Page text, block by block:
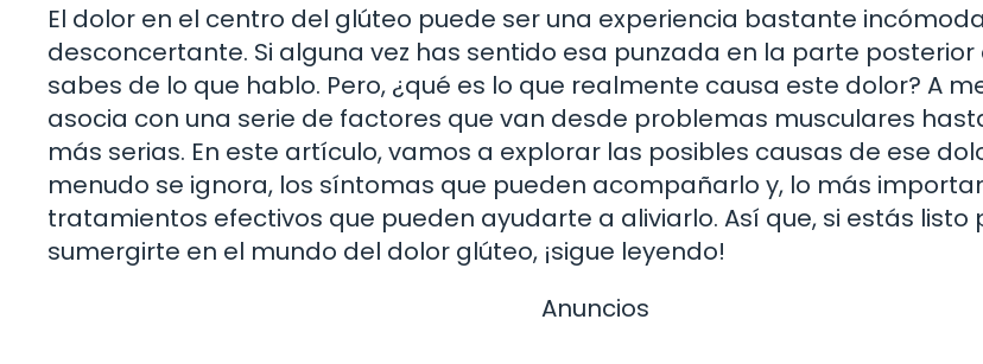
El dolor en el centro del glúteo puede ser una experiencia bastante
desconcertante. Si alguna vez has sentido esa punzada en la parte
sabes de lo que hablo. Pero, ¿qué es lo que realmente causa este dolor? A
asocia con una serie de factores que van desde problemas musculares
más serias. En este artículo, vamos a explorar las posibles causas de ese
menudo se ignora, los síntomas que pueden acompañarlo y, lo más
tratamientos efectivos que pueden ayudarte a aliviarlo. Así que, si estás listo
sumergirte en el mundo del dolor glúteo, ¡sigue leyendo!
Anuncios